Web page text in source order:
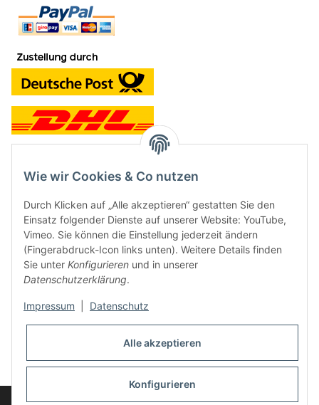
Neben dem Onlineshop haben wir ein Ladengeschäft in Hütten:
Frontline Games
Färbereiweg 3A
24358 Hütten
Oder mit Terminvereinbarung
info@frontlinegames.de
Widerrufsbutton
Wie wir Cookies & Co nutzen
Durch Klicken auf „Alle akzeptieren“ gestatten Sie den
Einsatz folgender Dienste auf unserer Website: YouTube,
Vimeo. Sie können die Einstellung jederzeit ändern
(Fingerabdruck-Icon links unten). Weitere Details finden
Sie unter Konfigurieren und in unserer
Datenschutzerklärung.
Impressum Datenschutz
Alle akzeptieren
Konfigurieren